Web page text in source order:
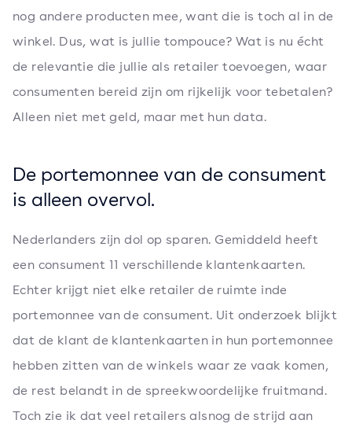
nog andere producten mee, want die is toch al in de
winkel. Dus, wat is jullie tompouce? Wat is nu écht
de relevantie die jullie als retailer toevoegen, waar
consumenten bereid zijn om rijkelijk voor tebetalen?
Alleen niet met geld, maar met hun data.
De portemonnee van de consument
is alleen overvol.
Nederlanders zijn dol op sparen. Gemiddeld heeft
een consument 11 verschillende klantenkaarten.
Echter krijgt niet elke retailer de ruimte inde
portemonnee van de consument. Uit onderzoek blijkt
dat de klant de klantenkaarten in hun portemonnee
hebben zitten van de winkels waar ze vaak komen,
de rest belandt in de spreekwoordelijke fruitmand.
Toch zie ik dat veel retailers alsnog de strijd aan